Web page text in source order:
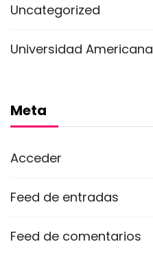
Uncategorized
Universidad Americana
Meta
Acceder
Feed de entradas
Feed de comentarios